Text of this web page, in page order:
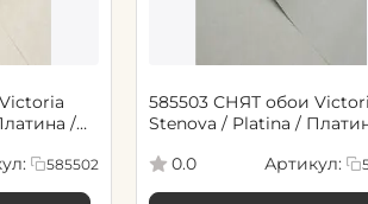
/
585502
585503 СНЯТ обои
Stenova / Platina /
(6) 0.0 Артикул: